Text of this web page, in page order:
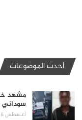
أحدث الموضوعات
مشهد
سوداني
أغسطس 6, 2026